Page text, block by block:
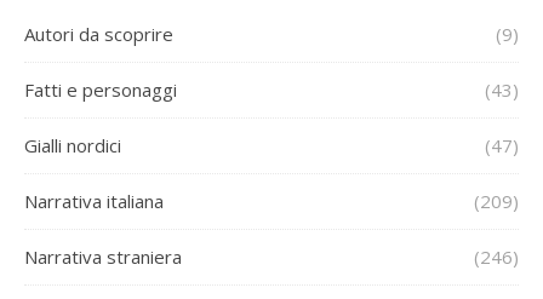
Autori da scoprire (9)
Fatti e personaggi (43)
Gialli nordici (47)
Narrativa italiana (209)
Narrativa straniera (246)